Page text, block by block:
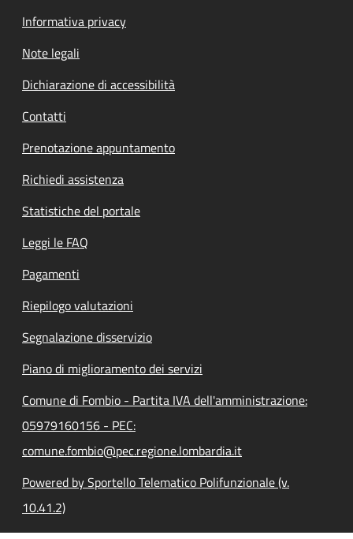
Informativa privacy
Note legali
Dichiarazione di accessibilità
Contatti
Prenotazione appuntamento
Richiedi assistenza
Statistiche del portale
Leggi le FAQ
Pagamenti
Riepilogo valutazioni
Segnalazione disservizio
Piano di miglioramento dei servizi
Comune di Fombio - Partita IVA dell'amministrazione:
05979160156 - PEC:
comune.fombio@pec.regione.lombardia.it
Powered by Sportello Telematico Polifunzionale (v.
10.41.2)